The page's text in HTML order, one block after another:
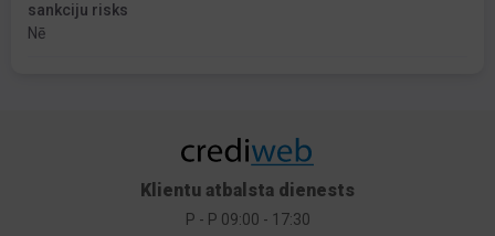
sankciju risks
Nē
Klientu atbalsta dienests
P - P 09:00 - 17:30